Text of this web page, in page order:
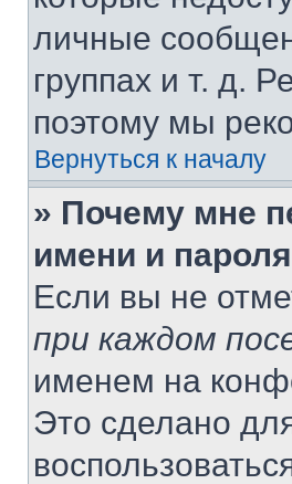
личные
группах и т. д.
поэтому мы
Вернуться к началу
» Почему мне
имени и
Если вы не
при каждом
именем на
Это сделано